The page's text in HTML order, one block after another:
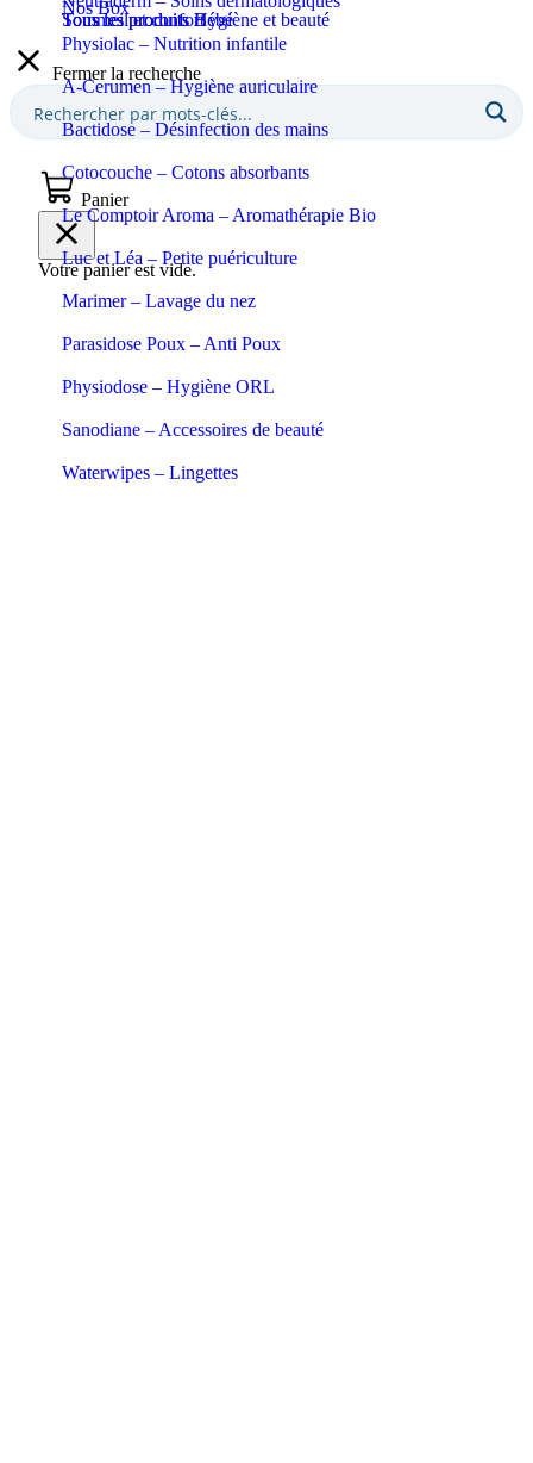
Sommeil et confort
Tous les produits Bébé
Tous les produits Hygiène et beauté
Physiolac – Nutrition infantile
A-Cerumen – Hygiène auriculaire
Bactidose – Désinfection des mains
Cotocouche – Cotons absorbants
Le Comptoir Aroma – Aromathérapie Bio
Luc et Léa – Petite puériculture
Marimer – Lavage du nez
Parasidose Poux – Anti Poux
Physiodose – Hygiène ORL
Sanodiane – Accessoires de beauté
Waterwipes – Lingettes
Nos Box
Fermer la recherche
Panier
Votre panier est vide.